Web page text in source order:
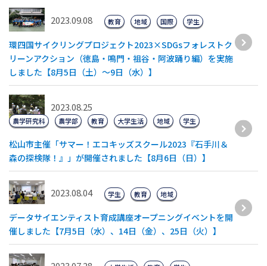
2023.09.08
環四国サイクリングプロジェクト2023×SDGsフォレストク
リーンアクション（徳島・鳴門・祖谷・阿波踊り編）を実施
しました【8月5日（土）～9日（水）】
教育 地域 国際 学生
2023.08.25
松山市主催「サマー！エコキッズスクール2023『石手川＆
森の探検隊！』」が開催されました【8月6日（日）】
農学研究科 農学部 教育 大学生活 地域 学生
2023.08.04
データサイエンティスト育成講座オープニングイベントを開
催しました【7月5日（水）、14日（金）、25日（火）】
学生 教育 地域